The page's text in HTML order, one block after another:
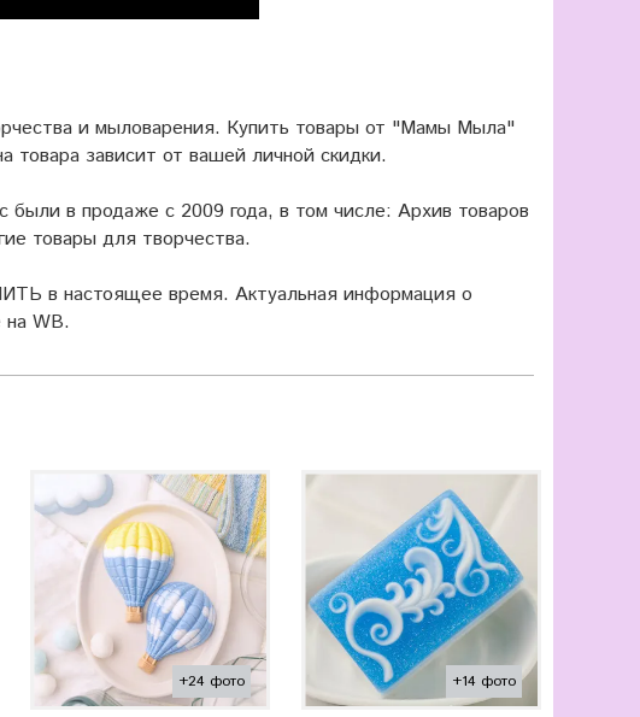
и мыловарения. Купить товары от "Мамы Мыла"
товара зависит от вашей личной скидки.
в продаже с 2009 года, в том числе: Архив товаров
товары для творчества.
в настоящее время. Актуальная информация о
на WB.
+24 фото +14 фото